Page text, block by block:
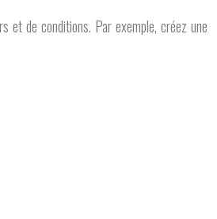
et de conditions. Par exemple, créez une